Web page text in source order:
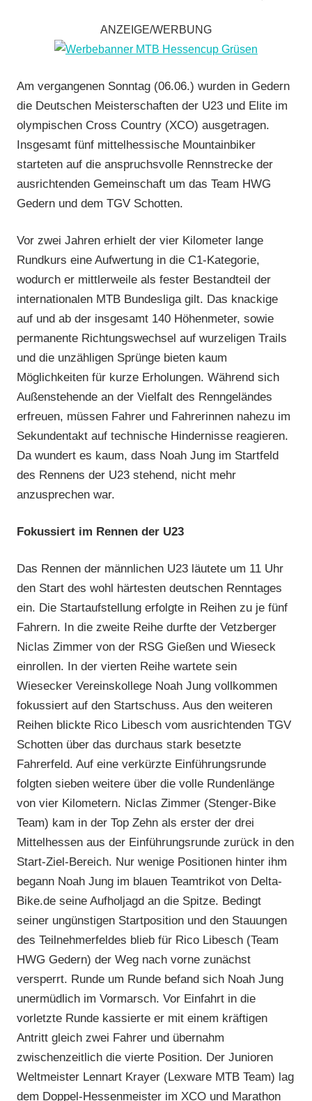
TGV
Vereine
ANZEIGE/WERBUNG
Am vergangenen Sonntag (06.06.) wurden in Gedern
die Deutschen Meisterschaften der U23 und Elite im
olympischen Cross Country (XCO) ausgetragen.
Insgesamt fünf mittelhessische Mountainbiker
starteten auf die anspruchsvolle Rennstrecke der
ausrichtenden Gemeinschaft um das Team HWG
Gedern und dem TGV Schotten.
Vor zwei Jahren erhielt der vier Kilometer lange
Rundkurs eine Aufwertung in die C1-Kategorie,
wodurch er mittlerweile als fester Bestandteil der
internationalen MTB Bundesliga gilt. Das knackige
auf und ab der insgesamt 140 Höhenmeter, sowie
permanente Richtungswechsel auf wurzeligen Trails
und die unzähligen Sprünge bieten kaum
Möglichkeiten für kurze Erholungen. Während sich
Außenstehende an der Vielfalt des Renngeländes
erfreuen, müssen Fahrer und Fahrerinnen nahezu im
Sekundentakt auf technische Hindernisse reagieren.
Da wundert es kaum, dass Noah Jung im Startfeld
des Rennens der U23 stehend, nicht mehr
anzusprechen war.
Fokussiert im Rennen der U23
Das Rennen der männlichen U23 läutete um 11 Uhr
den Start des wohl härtesten deutschen Renntages
ein. Die Startaufstellung erfolgte in Reihen zu je fünf
Fahrern. In die zweite Reihe durfte der Vetzberger
Niclas Zimmer von der RSG Gießen und Wieseck
einrollen. In der vierten Reihe wartete sein
Wiesecker Vereinskollege Noah Jung vollkommen
fokussiert auf den Startschuss. Aus den weiteren
Reihen blickte Rico Libesch vom ausrichtenden TGV
Schotten über das durchaus stark besetzte
Fahrerfeld. Auf eine verkürzte Einführungsrunde
folgten sieben weitere über die volle Rundenlänge
von vier Kilometern. Niclas Zimmer (Stenger-Bike
Team) kam in der Top Zehn als erster der drei
Mittelhessen aus der Einführungsrunde zurück in den
Start-Ziel-Bereich. Nur wenige Positionen hinter ihm
begann Noah Jung im blauen Teamtrikot von Delta-
Bike.de seine Aufholjagd an die Spitze. Bedingt
seiner ungünstigen Startposition und den Stauungen
des Teilnehmerfeldes blieb für Rico Libesch (Team
HWG Gedern) der Weg nach vorne zunächst
versperrt. Runde um Runde befand sich Noah Jung
unermüdlich im Vormarsch. Vor Einfahrt in die
vorletzte Runde kassierte er mit einem kräftigen
Antritt gleich zwei Fahrer und übernahm
zwischenzeitlich die vierte Position. Der Junioren
Weltmeister Lennart Krayer (Lexware MTB Team) lag
dem Doppel-Hessenmeister im XCO und Marathon